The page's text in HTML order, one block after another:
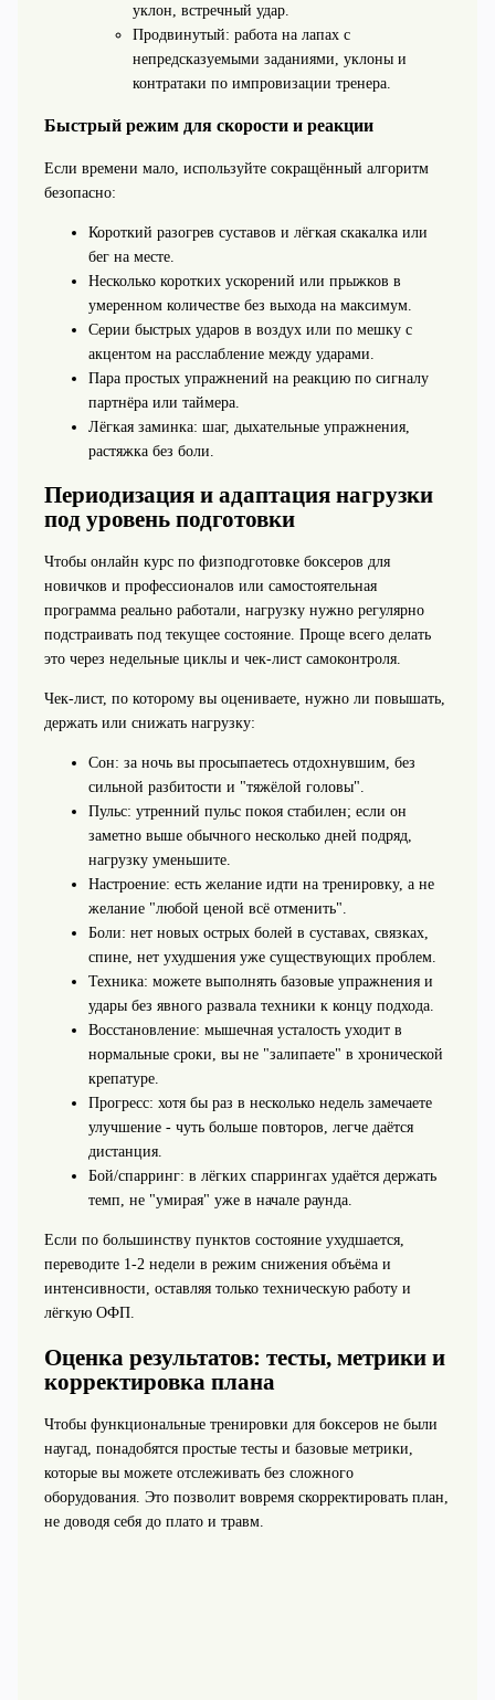
уклон, встречный удар.
Продвинутый: работа на лапах с
непредсказуемыми заданиями, уклоны и
контратаки по импровизации тренера.
Быстрый режим для скорости и реакции
Если времени мало, используйте сокращённый алгоритм
безопасно:
Короткий разогрев суставов и лёгкая скакалка или
бег на месте.
Несколько коротких ускорений или прыжков в
умеренном количестве без выхода на максимум.
Серии быстрых ударов в воздух или по мешку с
акцентом на расслабление между ударами.
Пара простых упражнений на реакцию по сигналу
партнёра или таймера.
Лёгкая заминка: шаг, дыхательные упражнения,
растяжка без боли.
Периодизация и адаптация нагрузки
под уровень подготовки
Чтобы онлайн курс по физподготовке боксеров для
новичков и профессионалов или самостоятельная
программа реально работали, нагрузку нужно регулярно
подстраивать под текущее состояние. Проще всего делать
это через недельные циклы и чек-лист самоконтроля.
Чек-лист, по которому вы оцениваете, нужно ли повышать,
держать или снижать нагрузку:
Сон: за ночь вы просыпаетесь отдохнувшим, без
сильной разбитости и "тяжёлой головы".
Пульс: утренний пульс покоя стабилен; если он
заметно выше обычного несколько дней подряд,
нагрузку уменьшите.
Настроение: есть желание идти на тренировку, а не
желание "любой ценой всё отменить".
Боли: нет новых острых болей в суставах, связках,
спине, нет ухудшения уже существующих проблем.
Техника: можете выполнять базовые упражнения и
удары без явного развала техники к концу подхода.
Восстановление: мышечная усталость уходит в
нормальные сроки, вы не "залипаете" в хронической
крепатуре.
Прогресс: хотя бы раз в несколько недель замечаете
улучшение - чуть больше повторов, легче даётся
дистанция.
Бой/спарринг: в лёгких спаррингах удаётся держать
темп, не "умирая" уже в начале раунда.
Если по большинству пунктов состояние ухудшается,
переводите 1-2 недели в режим снижения объёма и
интенсивности, оставляя только техническую работу и
лёгкую ОФП.
Оценка результатов: тесты, метрики и
корректировка плана
Чтобы функциональные тренировки для боксеров не были
наугад, понадобятся простые тесты и базовые метрики,
которые вы можете отслеживать без сложного
оборудования. Это позволит вовремя скорректировать план,
не доводя себя до плато и травм.